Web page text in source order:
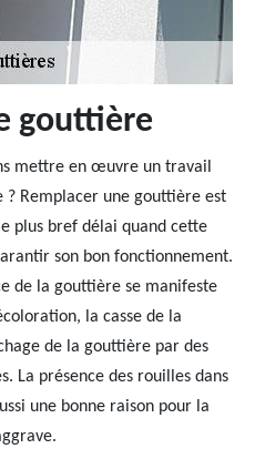
gouttière
mettre en œuvre un travail
Remplacer une gouttière est
plus bref délai quand cette
son bon fonctionnement.
de la gouttière se manifeste
la casse de la
de la gouttière par des
La présence des rouilles dans
une bonne raison pour la